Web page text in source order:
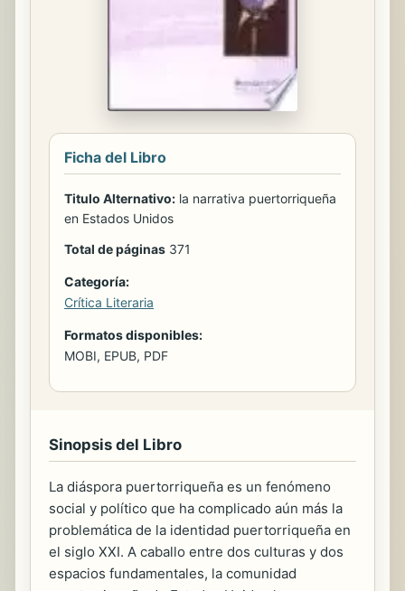
Ficha del Libro
Titulo Alternativo: la narrativa puertorriqueña
en Estados Unidos
Total de páginas 371
Categoría:
Crítica Literaria
Formatos disponibles:
MOBI, EPUB, PDF
Sinopsis del Libro
La diáspora puertorriqueña es un fenómeno
social y político que ha complicado aún más la
problemática de la identidad puertorriqueña en
el siglo XXI. A caballo entre dos culturas y dos
espacios fundamentales, la comunidad